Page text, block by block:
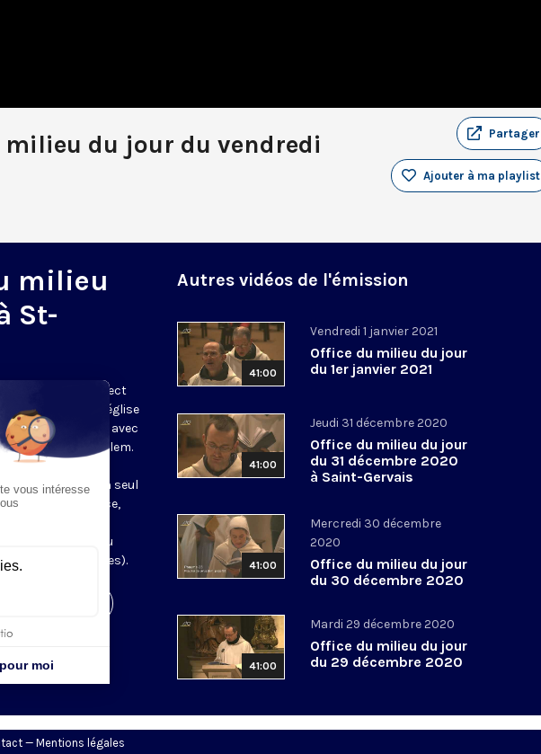
milieu du jour du vendredi Partager
Ajouter à ma playlist
milieu
St-
KTO diffuse en direct
en direct de l’église
(Paris 4e), avec
de Jérusalem.
Jour regroupe, en
du jour» et en un seul
de Tierce,
à l’Église de
entre l’office du
du soir (Vêpres).
Autres vidéos de l'émission
41:00
Vendredi 1 janvier 2021
Office du milieu du jour
du 1er janvier 2021
41:00
Jeudi 31 décembre 2020
Office du milieu du jour
du 31 décembre 2020
à Saint-Gervais
41:00
Mercredi 30 décembre
2020
Office du milieu du jour
du 30 décembre 2020
41:00
Mardi 29 décembre 2020
Office du milieu du jour
du 29 décembre 2020
— Mentions légales